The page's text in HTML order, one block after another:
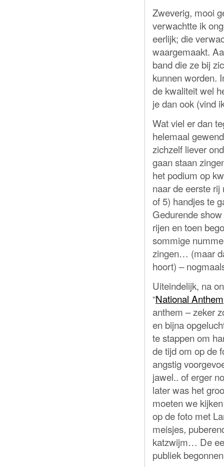
Zweverig, mooi
verwachtte ik
eerlijk; die
waargemaakt.
band die ze bij
kunnen worden.
de kwaliteit wel
je dan ook (vind
Wat viel er dan
helemaal
zichzelf liever
gaan staan
het podium op
naar de eerste rij
of 5) handjes te
Gedurende
rijen en toen
sommige
zingen… (maar
hoort) –
Uiteindelijk, na
“National Anthem
anthem – zeker
en bijna
te stappen om
de tijd om op de
angstig
jawel.. of erger
later was het
moeten we
op de foto met
meisjes,
katzwijm… De
publiek